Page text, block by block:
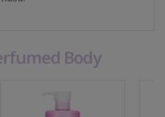
Body